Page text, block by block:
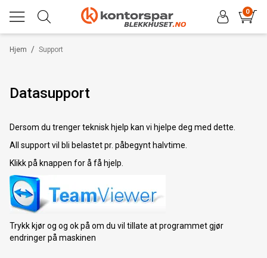
0
/
Hjem Support
Datasupport
Dersom du trenger teknisk hjelp kan vi hjelpe deg med dette.
All support vil bli belastet pr. påbegynt halvtime.
Klikk på knappen for å få hjelp.
Trykk kjør og og ok på om du vil tillate at programmet gjør
endringer på maskinen